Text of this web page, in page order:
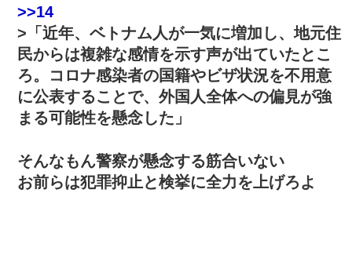
>>14
>「近年、ベトナム人が一気に増加し、地元住
民からは複雑な感情を示す声が出ていたとこ
ろ。コロナ感染者の国籍やビザ状況を不用意
に公表することで、外国人全体への偏見が強
まる可能性を懸念した」
そんなもん警察が懸念する筋合いない
お前らは犯罪抑止と検挙に全力を上げろよ